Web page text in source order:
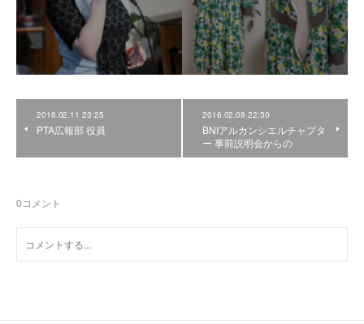
2016.02.11 23:25
PTA広報部 役員
2016.02.09 22:30
BNIアルカンシエルチャプタ
ー 事前説明会からの
0コメント